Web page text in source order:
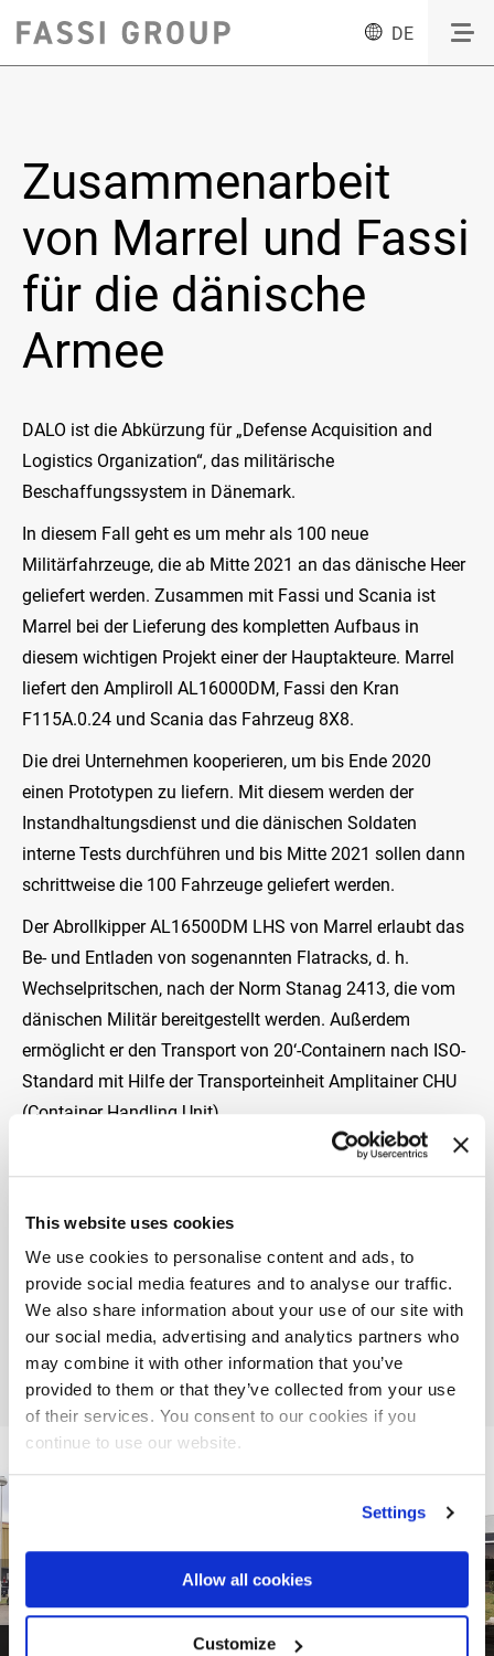
This website uses cookies
We use cookies to personalise content and ads, to
provide social media features and to analyse our traffic.
We also share information about your use of our site with
our social media, advertising and analytics partners who
may combine it with other information that you’ve
provided to them or that they’ve collected from your use
of their services. You consent to our cookies if you
continue to use our website.
Settings
Allow all cookies
Customize
DE
Zusammenarbeit
von Marrel und Fassi
für die dänische
Armee
DALO ist die Abkürzung für „Defense Acquisition and
Logistics Organization“, das militärische
Beschaffungssystem in Dänemark.
In diesem Fall geht es um mehr als 100 neue
Militärfahrzeuge, die ab Mitte 2021 an das dänische Heer
geliefert werden. Zusammen mit Fassi und Scania ist
Marrel bei der Lieferung des kompletten Aufbaus in
diesem wichtigen Projekt einer der Hauptakteure. Marrel
liefert den Ampliroll AL16000DM, Fassi den Kran
F115A.0.24 und Scania das Fahrzeug 8X8.
Die drei Unternehmen kooperieren, um bis Ende 2020
einen Prototypen zu liefern. Mit diesem werden der
Instandhaltungsdienst und die dänischen Soldaten
interne Tests durchführen und bis Mitte 2021 sollen dann
schrittweise die 100 Fahrzeuge geliefert werden.
Der Abrollkipper AL16500DM LHS von Marrel erlaubt das
Be- und Entladen von sogenannten Flatracks, d. h.
Wechselpritschen, nach der Norm Stanag 2413, die vom
dänischen Militär bereitgestellt werden. Außerdem
ermöglicht er den Transport von 20‘-Containern nach ISO-
Standard mit Hilfe der Transporteinheit Amplitainer CHU
(Container Handling Unit).
SEKTOR
BETEILIGTE UNTERNEHMEN